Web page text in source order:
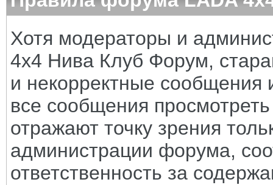
Хотя модераторы и
4x4 Нива Клуб Форум,
и некорректные сообщения
все сообщения
отражают точку зрения
администрации форума,
ответственность за